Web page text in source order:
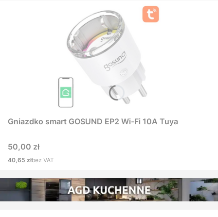
Gniazdko smart GOSUND EP2 Wi-Fi 10A Tuya
Cena
50,00 zł
Cena
40,65 złbez VAT